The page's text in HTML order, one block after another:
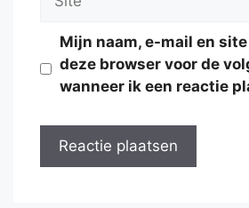
Mijn naam, e-mail en
deze browser voor de
wanneer ik een reactie